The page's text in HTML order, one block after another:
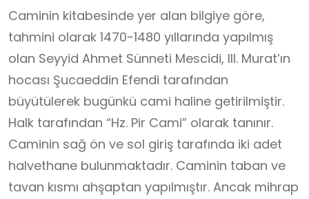
Caminin kitabesinde yer alan bilgiye göre,
tahmini olarak 1470-1480 yıllarında yapılmış
olan Seyyid Ahmet Sünneti Mescidi, III. Murat’ın
hocası Şucaeddin Efendi tarafından
büyütülerek bugünkü cami haline getirilmiştir.
Halk tarafından “Hz. Pir Cami” olarak tanınır.
Caminin sağ ön ve sol giriş tarafında iki adet
halvethane bulunmaktadır. Caminin taban ve
tavan kısmı ahşaptan yapılmıştır. Ancak mihrap